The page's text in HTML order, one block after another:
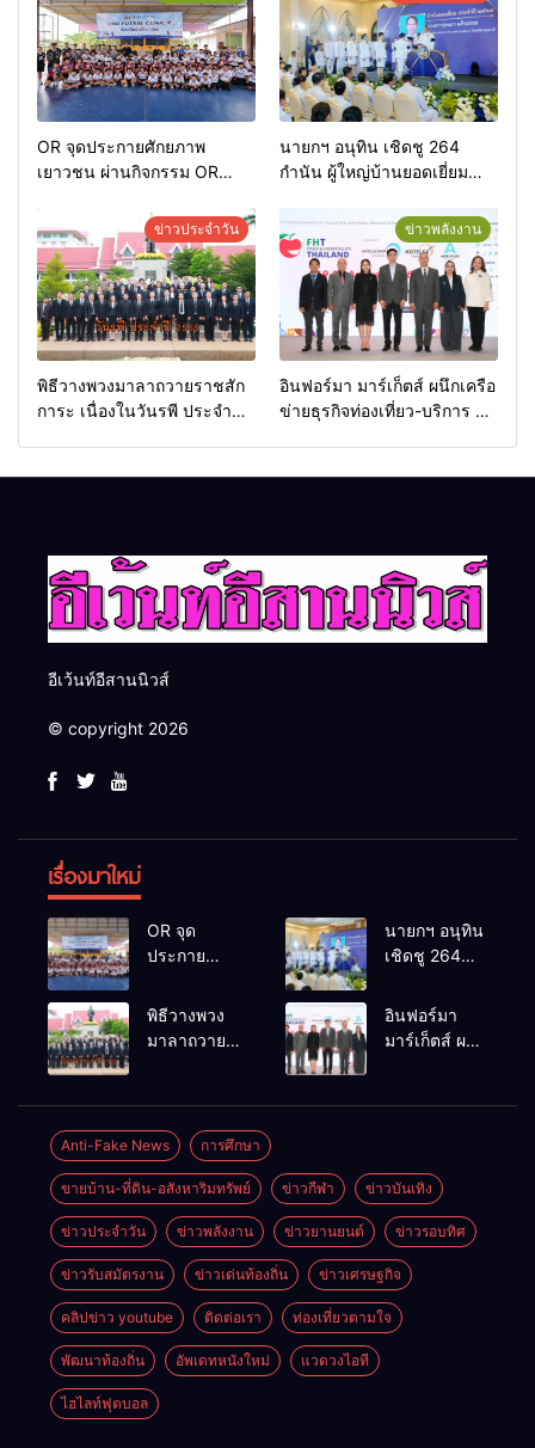
OR จุดประกายศักยภาพ
เยาวชน ผ่านกิจกรรม OR
นายกฯ อนุทิน เชิดชู 264
กำนัน ผู้ใหญ่บ้านยอดเยี่ยม
เกียรติยศแห่งการเสียสละ”
ข่าวประจำวัน
พิธีวางพวงมาลาถวายราชสัก
การะ เนื่องในวันรพี ประจำปี
ข่าวพลังงาน
อินฟอร์มา มาร์เก็ตส์ ผนึกเครือ
ข่ายธุรกิจท่องเที่ยว-บริการ จัด
อีเว้นท์อีสานนิวส์
© copyright 2026
เรื่องมาใหม่
OR จุด
ประกาย
เยาวชน ผ่าน
นายกฯ อนุทิน
เชิดชู 264
บ้านยอดเยี่ยม
มอบแหนบ
เกียรติยศแห่ง
พิธีวางพวง
มาลาถวาย
2569 และ
การแข่งขัน
ฟุตบอลวันรพี
เพื่อเชื่อม
ความสัมพันธ์
อันดีของ
หน่วยงานใน
กระบวนการ
ยุติธรรม
อินฟอร์มา
มาร์เก็ตส์ ผนึก
Thailand
2026 เชื่อม 4
งานใหญ่
สร้างโอกาส
ธุรกิจครบ
วงจร ด้วยครับ
Anti-Fake News การศึกษา
ขายบ้าน-ที่ดิน-อสังหาริมทรัพย์ ข่าวกีฬา ข่าวบันเทิง
ข่าวประจำวัน ข่าวพลังงาน ข่าวยานยนต์ ข่าวรอบทิศ
ข่าวรับสมัตรงาน ข่าวเด่นท้องถิ่น ข่าวเศรษฐกิจ
คลิปข่าว youtube ติดต่อเรา ท่องเที่ยวตามใจ
พัฒนาท้องถิ่น อัพเดทหนังใหม่ แวดวงไอที
ไฮไลท์ฟุตบอล